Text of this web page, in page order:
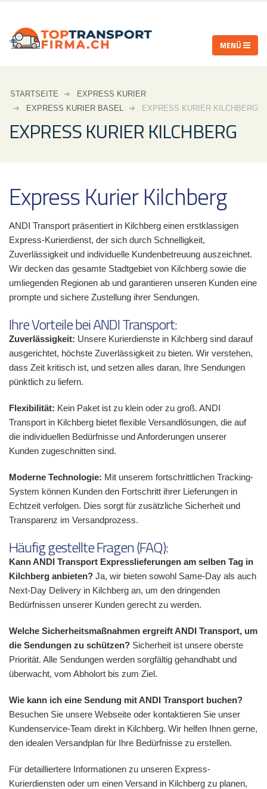
STARTSEITE
EXPRESS KURIER
EXPRESS KURIER BASEL
EXPRESS KURIER KILCHBERG
EXPRESS KURIER KILCHBERG
Express Kurier Kilchberg
ANDI Transport präsentiert in Kilchberg einen erstklassigen
Express-Kurierdienst, der sich durch Schnelligkeit,
Zuverlässigkeit und individuelle Kundenbetreuung auszeichnet.
Wir decken das gesamte Stadtgebiet von Kilchberg sowie die
umliegenden Regionen ab und garantieren unseren Kunden eine
prompte und sichere Zustellung ihrer Sendungen.
Ihre Vorteile bei ANDI Transport:
Zuverlässigkeit: Unsere Kurierdienste in Kilchberg sind darauf
ausgerichtet, höchste Zuverlässigkeit zu bieten. Wir verstehen,
dass Zeit kritisch ist, und setzen alles daran, Ihre Sendungen
pünktlich zu liefern.
Flexibilität: Kein Paket ist zu klein oder zu groß. ANDI
Transport in Kilchberg bietet flexible Versandlösungen, die auf
die individuellen Bedürfnisse und Anforderungen unserer
Kunden zugeschnitten sind.
Moderne Technologie: Mit unserem fortschrittlichen Tracking-
System können Kunden den Fortschritt ihrer Lieferungen in
Echtzeit verfolgen. Dies sorgt für zusätzliche Sicherheit und
Transparenz im Versandprozess.
Häufig gestellte Fragen (FAQ):
Kann ANDI Transport Expresslieferungen am selben Tag in
Kilchberg anbieten? Ja, wir bieten sowohl Same-Day als auch
Next-Day Delivery in Kilchberg an, um den dringenden
Bedürfnissen unserer Kunden gerecht zu werden.
Welche Sicherheitsmaßnahmen ergreift ANDI Transport, um
die Sendungen zu schützen? Sicherheit ist unsere oberste
Priorität. Alle Sendungen werden sorgfältig gehandhabt und
überwacht, vom Abholort bis zum Ziel.
Wie kann ich eine Sendung mit ANDI Transport buchen?
Besuchen Sie unsere Webseite oder kontaktieren Sie unser
Kundenservice-Team direkt in Kilchberg. Wir helfen Ihnen gerne,
den idealen Versandplan für Ihre Bedürfnisse zu erstellen.
Für detailliertere Informationen zu unseren Express-
Kurierdiensten oder um einen Versand in Kilchberg zu planen,